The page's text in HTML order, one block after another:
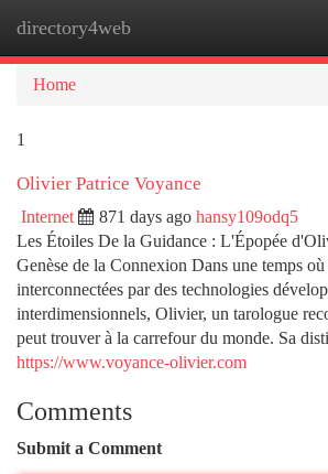
directory4web
Home
1
Olivier Patrice Voyance
Internet 871 days ago hansy109odq5
Les Étoiles De la Guidance : L'Épopée
Genèse de la Connexion Dans une temps
interconnectées par des technologies
interdimensionnels, Olivier, un tarologue
peut trouver à la carrefour du monde. Sa
https://www.voyance-olivier.com
Comments
Submit a Comment